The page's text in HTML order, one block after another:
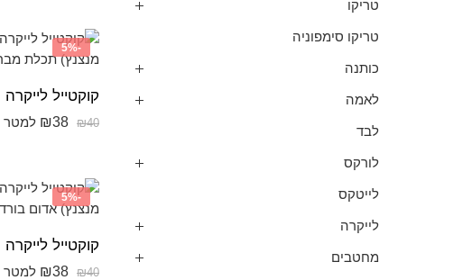
-5%
₪40
₪38 למטר
-5%
₪40
₪38 למטר
טריקו
טריקו סימפוניה
כותנה
לאמה
לבד
לורקס
לייטקס
לייקרה
מחטבים